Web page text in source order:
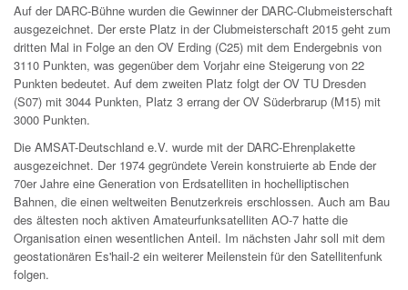
Auf der DARC-Bühne wurden die Gewinner der DARC-Clubmeisterschaft
ausgezeichnet. Der erste Platz in der Clubmeisterschaft 2015 geht zum
dritten Mal in Folge an den OV Erding (C25) mit dem Endergebnis von
3110 Punkten, was gegenüber dem Vorjahr eine Steigerung von 22
Punkten bedeutet. Auf dem zweiten Platz folgt der OV TU Dresden
(S07) mit 3044 Punkten, Platz 3 errang der OV Süderbrarup (M15) mit
3000 Punkten.
Die AMSAT-Deutschland e.V. wurde mit der DARC-Ehrenplakette
ausgezeichnet. Der 1974 gegründete Verein konstruierte ab Ende der
70er Jahre eine Generation von Erdsatelliten in hochelliptischen
Bahnen, die einen weltweiten Benutzerkreis erschlossen. Auch am Bau
des ältesten noch aktiven Amateurfunksatelliten AO-7 hatte die
Organisation einen wesentlichen Anteil. Im nächsten Jahr soll mit dem
geostationären Es'hail-2 ein weiterer Meilenstein für den Satellitenfunk
folgen.